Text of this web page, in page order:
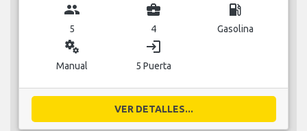
group
5
business_center
4
local_gas_station
Gasolina
miscellaneous_services
Manual
login
5 Puerta
VER DETALLES...